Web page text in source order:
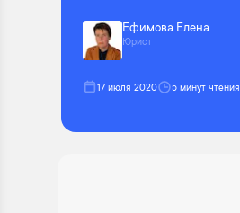
Ефимова Елена
Юрист
17 июля 2020 5 минут чтения